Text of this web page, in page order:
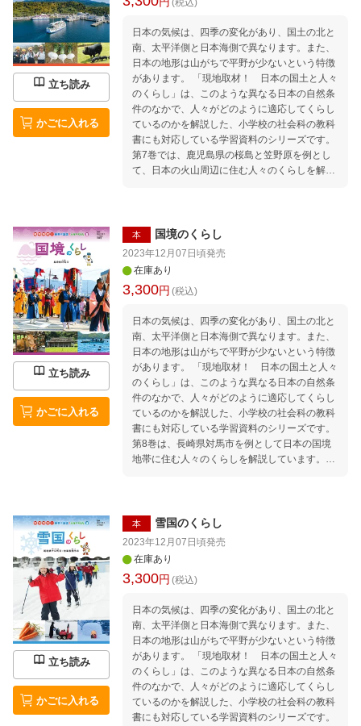
立ち読み
かごに入れる
(税込)
日本の気候は、四季の変化があり、国土の北と
南、太平洋側と日本海側で異なります。また、
日本の地形は山がちで平野が少ないという特徴
があります。 「現地取材！ 日本の国土と人々
のくらし」は、このような異なる日本の自然条
件のなかで、人々がどのように適応してくらし
ているのかを解説した、小学校の社会科の教科
書にも対応している学習資料のシリーズです。
第7巻では、鹿児島県の桜島と笠野原を例とし
て、日本の火山周辺に住む人々のくらしを解説
での取材をもとに充実な地図や図版、データ資
料とあわせて紹介しています。
立ち読み
かごに入れる
本 国境のくらし
2023年12月07日頃発売
在庫あり
3,300円 (税込)
日本の気候は、四季の変化があり、国土の北と
南、太平洋側と日本海側で異なります。また、
日本の地形は山がちで平野が少ないという特徴
があります。 「現地取材！ 日本の国土と人々
のくらし」は、このような異なる日本の自然条
件のなかで、人々がどのように適応してくらし
ているのかを解説した、小学校の社会科の教科
書にも対応している学習資料のシリーズです。
第8巻は、長崎県対馬市を例として日本の国境
地帯に住む人々のくらしを解説しています。海
などを、現地での取材をもとに充実な地図や図
版、データ資料とあわせて紹介しています。
立ち読み
かごに入れる
本 雪国のくらし
2023年12月07日頃発売
在庫あり
3,300円 (税込)
日本の気候は、四季の変化があり、国土の北と
南、太平洋側と日本海側で異なります。また、
日本の地形は山がちで平野が少ないという特徴
があります。 「現地取材！ 日本の国土と人々
のくらし」は、このような異なる日本の自然条
件のなかで、人々がどのように適応してくらし
ているのかを解説した、小学校の社会科の教科
書にも対応している学習資料のシリーズです。